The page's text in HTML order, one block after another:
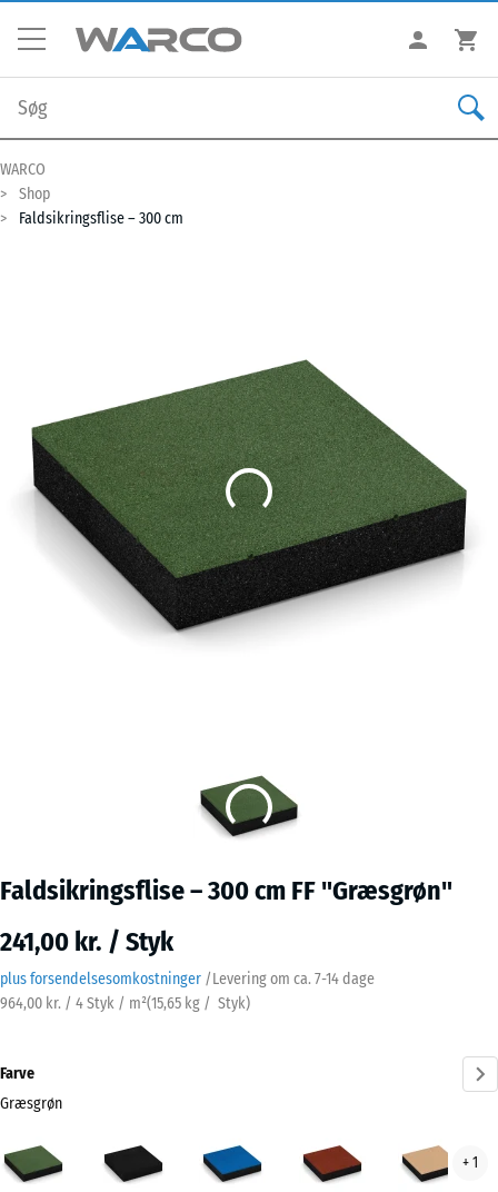
WARCO
Shop
Faldsikringsflise – 300 cm
Faldsikringsflise – 300 cm FF "Græsgrøn"
241,00 kr. / Styk
plus forsendelsesomkostninger /Levering om ca. 7-14 dage
964,00 kr. / 4 Styk / m²(15,65 kg / Styk)
Farve
Græsgrøn
Græsgrøn
(active)
Himmelblå Murstenrød
+ 1